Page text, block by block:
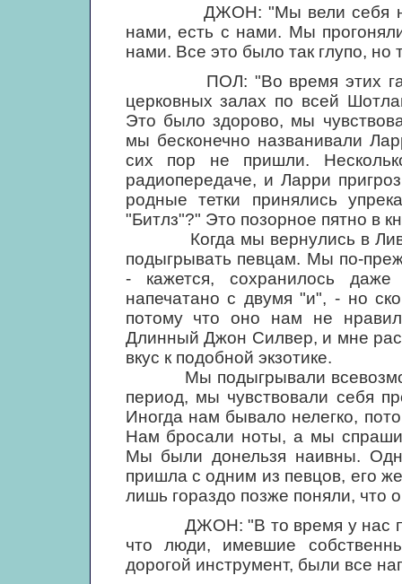
ДЖОН: "Мы вели себя
нами, есть с нами. Мы
нами. Все это было так глупо,
ПОЛ: "Во время этих
церковных залах по всей
Это было здорово, мы
мы бесконечно названивали
сих пор не пришли.
радиопередаче, и Ларри
родные тетки принялись
"Битлз"?" Это позорное пятно в
Когда мы вернулись в
подыгрывать певцам. Мы по-
- кажется, сохранилось
напечатано с двумя "и", - но
потому что оно нам не
Длинный Джон Силвер, и мне
вкус к подобной экзотике.
Мы подыгрывали
период, мы чувствовали себя
Иногда нам бывало нелегко,
Нам бросали ноты, а мы
Мы были донельзя наивны.
пришла с одним из певцов, его
лишь гораздо позже поняли, что
ДЖОН: "В то время у нас
что люди, имевшие
дорогой инструмент, были все